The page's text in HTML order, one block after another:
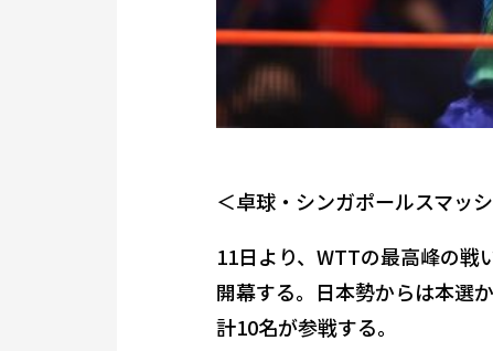
＜卓球・シンガポールスマ
11日より、WTTの最高峰の戦
開幕する。日本勢からは本選
計10名が参戦する。